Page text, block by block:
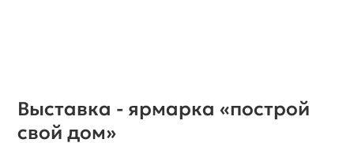
Субботник в микрорайоне
Рождественское